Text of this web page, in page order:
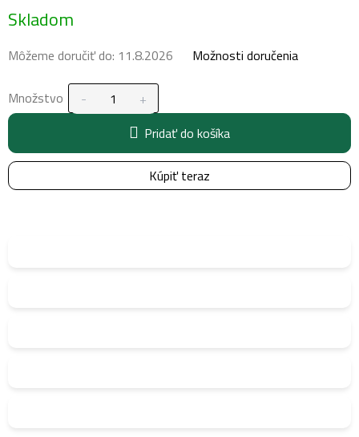
cena:
Skladom
Môžeme doručiť do: 11.8.2026 Možnosti doručenia
Množstvo
Pridať do košíka
Kúpiť teraz